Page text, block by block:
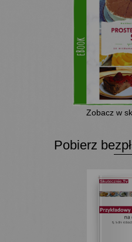
Zobacz w
Pobierz